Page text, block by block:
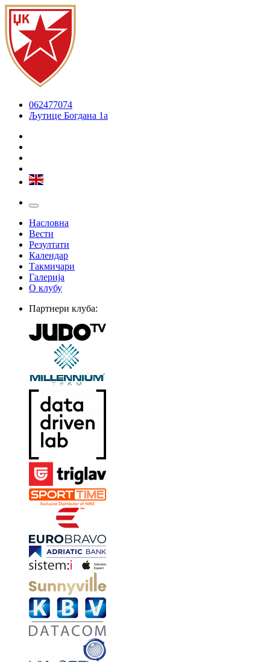
062477074
Љутице Богдана 1а
Насловна
Вести
Резултати
Календар
Такмичари
Галерија
О клубу
Партнери клуба: